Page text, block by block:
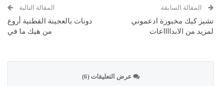
المقالة السابقة
تشيز كيك مخبوزة ادعموني
لمزيد من الابدااااعات
المقالة التالية
دونات بالعجينة القطنية أروع
من هيك ما في
عرض التعليقات (6)